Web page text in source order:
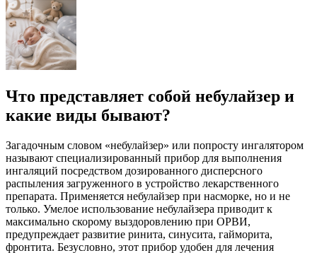
Что представляет собой небулайзер и
какие виды бывают?
Загадочным словом «небулайзер» или попросту ингалятором
называют специализированный прибор для выполнения
ингаляций посредством дозированного дисперсного
распыления загруженного в устройство лекарственного
препарата. Применяется небулайзер при насморке, но и не
только. Умелое использование небулайзера приводит к
максимально скорому выздоровлению при ОРВИ,
предупреждает развитие ринита, синусита, гайморита,
фронтита. Безусловно, этот прибор удобен для лечения